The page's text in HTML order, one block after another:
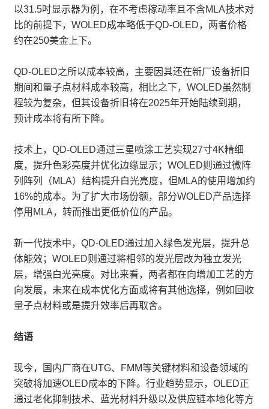
以31.5吋显示器为例，在不考虑稼动率且不含MLA技术对
比的前提下，WOLED成本略低于QD-OLED，两者价格
约在250美金上下。
QD-OLED之所以成本较高，主要因其还在新厂设备折旧
期间和量子点材料成本较高，相比之下，WOLED虽然制
程较为复杂，但其设备折旧将在2025年开始陆续到期，
预计成本将有所下降。
技术上，QD-OLED通过三星喷涂工艺实现27寸4K精细
度，提升色彩亮度并优化边缘显示；WOLED则通过微阵
列阵列（MLA）结构提升白光亮度，但MLA的使用增加约
16%的成本。为了扩大市场份额，部分WOLED产品选择
停用MLA，转而推出更低价位的产品。
新一代技术中，QD-OLED通过加入绿色发光层，提升总
体能效；WOLED则通过将相邻的发光层改为独立发光
层，增强白光亮度。对比来看，两者都在向增加工艺的方
向发展，未来在成本优化方面或将有其他选择，例如回收
量子点材料或是提升效率后再取舍。
结语
现今，国内厂商在UTG、FMM等关键材料和设备领域的
突破将加速OLED成本的下降。行业趋势显示，OLED正
通过老化抑制技术、蓝光材料升级以及供应链本地化等方